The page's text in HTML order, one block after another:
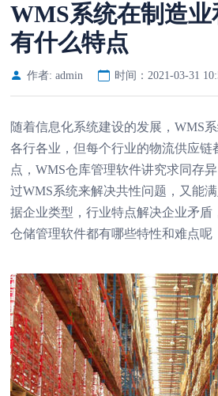
WMS系统在制造业
有什么特点
作者: admin 时间：2021-03-31
随着信息化系统建设的发展，WMS
各行各业，但每个行业的物流供应链
点，WMS仓库管理软件讲究求同存
过WMS系统来解决共性问题，又能
据企业类型，行业特点解决企业矛盾
仓储管理软件都有哪些特性和难点呢